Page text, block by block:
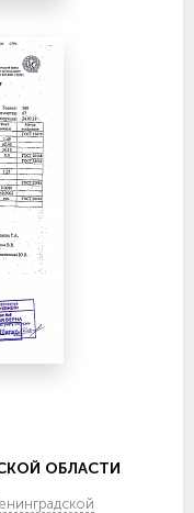
ОБЛАСТИ